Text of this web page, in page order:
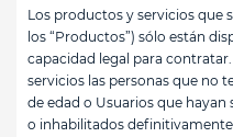
Los productos y servicios que
los “Productos”) sólo están
capacidad legal para
servicios las personas que no
de edad o Usuarios que
o inhabilitados